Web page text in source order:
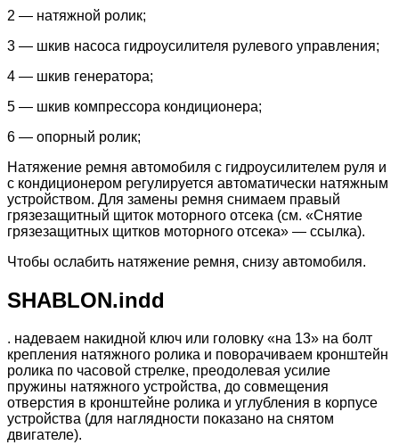
2 — натяжной ролик;
3 — шкив насоса гидроусилителя рулевого управления;
4 — шкив генератора;
5 — шкив компрессора кондиционера;
6 — опорный ролик;
Натяжение ремня автомобиля с гидроусилителем руля и
с кондиционером регулируется автоматически натяжным
устройством. Для замены ремня снимаем правый
грязезащитный щиток моторного отсека (см. «Снятие
грязезащитных щитков моторного отсека» — ссылка).
Чтобы ослабить натяжение ремня, снизу автомобиля.
SHABLON.indd
. надеваем накидной ключ или головку «на 13» на болт
крепления натяжного ролика и поворачиваем кронштейн
ролика по часовой стрелке, преодолевая усилие
пружины натяжного устройства, до совмещения
отверстия в кронштейне ролика и углубления в корпусе
устройства (для наглядности показано на снятом
двигателе).